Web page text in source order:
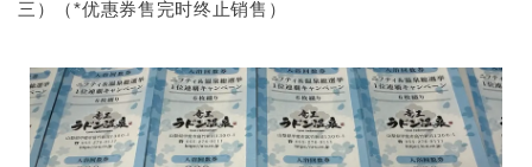
三）（*优惠券售完时终止销售）